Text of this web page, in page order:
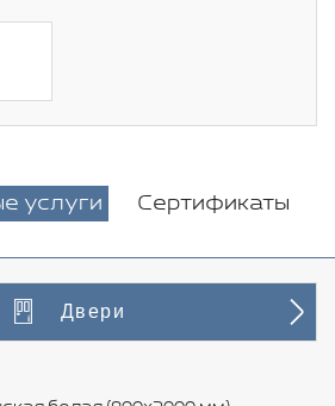
услуги
Сертификаты
Двери